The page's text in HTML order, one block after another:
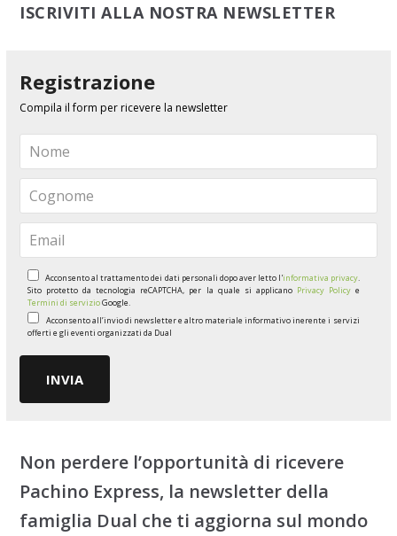
ISCRIVITI ALLA NOSTRA NEWSLETTER
Registrazione
Compila il form per ricevere la newsletter
Acconsento al trattamento dei dati personali dopo aver letto l'informativa privacy.
Sito protetto da tecnologia reCAPTCHA, per la quale si applicano Privacy Policye
Termini di servizioGoogle.
Acconsento all’invio di newsletter e altro materiale informativo inerente i servizi
offerti e gli eventi organizzati da Dual
Non perdere l’opportunità di ricevere
Pachino Express, la newsletter della
famiglia Dual che ti aggiorna sul mondo